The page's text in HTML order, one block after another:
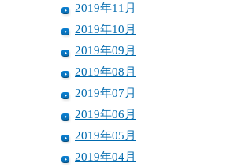
2019年11月
2019年10月
2019年09月
2019年08月
2019年07月
2019年06月
2019年05月
2019年04月